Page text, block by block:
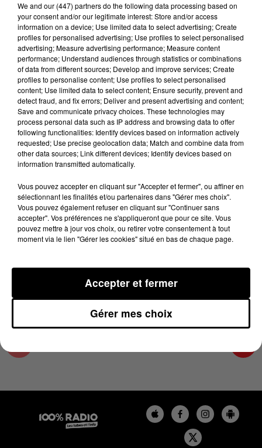
Lecture (4 min 15 sec)
100%
100% Radio les infos des Hautes-Pyrénées
21 mai 2025 - 4 min 15 sec
LES INFOS DES HAUTES-PYRÉNÉES DU
21/05/2025 À 09H00
Podcasts infos des Hautes-Pyrénées
We and our (447) partnersdo the following data processing based on
your consent and/or our legitimate interest: Store and/or access
information on a device; Use limited data to select advertising; Create
profiles for personalised advertising; Use profiles to select personalised
advertising; Measure advertising performance; Measure content
performance; Understand audiences through statistics or combinations
of data from different sources; Develop and improve services; Create
profiles to personalise content; Use profiles to select personalised
content; Use limited data to select content; Ensure security, prevent and
detect fraud, and fix errors; Deliver and present advertising and content;
Save and communicate privacy choices. These technologies may
process personal data such as IP address and browsing data to offer
following functionalities: Identify devices based on information actively
requested; Use precise geolocation data; Match and combine data from
other data sources; Link different devices; Identify devices based on
information transmitted automatically.
Vous pouvez accepter en cliquant sur "Accepter et fermer", ou affiner en
sélectionnant les finalités et/ou partenaires dans "Gérer mes choix".
Vous pouvez également refuser en cliquant sur "Continuer sans
accepter". Vos préférences ne s'appliqueront que pour ce site. Vous
pouvez mettre à jour vos choix, ou retirer votre consentement à tout
moment via le lien "Gérer les cookies" situé en bas de chaque page.
Gérer mes choix
Accepter et fermer